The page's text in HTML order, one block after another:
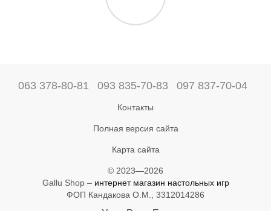
063 378-80-81 093 835-70-83 097 837-70-04
Контакты
Полная версия сайта
Карта сайта
© 2023—2026
Gallu Shop – интернет магазин настольных игр
ФОП Кандакова О.М., 3312014286